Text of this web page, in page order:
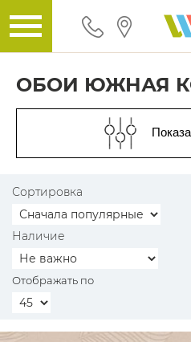
ОБОИ ЮЖНАЯ
Сортировка
Наличие
Отображать по